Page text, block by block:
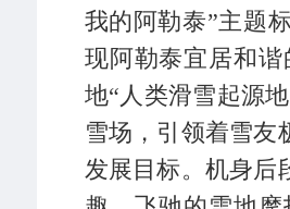
我的阿勒泰”主题
现阿勒泰宜居和
地“人类滑雪起源
雪场，引领着雪友
发展目标。机身后